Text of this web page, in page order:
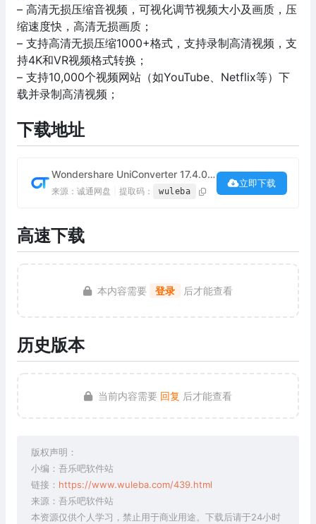
– 高清无损压缩音视频，可视化调节视频大小及画质，压
缩速度快，高清无损画质；
– 支持高清无损压缩1000+格式，支持录制高清视频，支
持4K和VR视频格式转换；
– 支持10,000个视频网站（如YouTube、Netflix等）下
载并录制高清视频；
下载地址
Wondershare UniConverter 17.4.0.589 注册版下载
来源：诚通网盘 提取码： wuleba
立即下载
高速下载
本内容需要 登录 后才能查看
历史版本
当前内容需要 回复 后才能查看
版权声明：
小编：吾乐吧软件站
链接： https://www.wuleba.com/439.html
来源：吾乐吧软件站
本资源仅供个人学习，禁止用于商业用途。下载后请于24小时